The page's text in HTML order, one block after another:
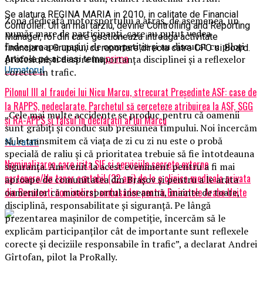
Se alatura REGINA MARIA in 2010, in calitate de Financial
Controller. Un an mai tarziu, devine Controlling and Reporting
Manager, rol din care gestioneaza intreaga activitate
financiara a Grupului, cu raportare directa catre CFO si Board.
Articole pe aceiasi tema:prima
Urmatorul
Pilonul III al fraudei lui Nicu Marcu, strecurat Preşedinte ASF: case de
la RAPPS, nedeclarate. Parchetul să cerceteze atribuirea la ASF, SGG
şi RA-APPS şi falsul în declaraţii al lui Marcu
Nu ratati
Nominalizarea care irita SIE si serviciile secrete externe
partenere/Un tanar contabil (32 ani) de la o clinica medicala privata
din Bucuresti nominalizat ambasador pentru Emiratele Arabe Unite
Zona dedicată motorsportului a atras, de asemenea, un
număr mare de participanți, care au putut vedea
îndeaproape mașini de competiție și au discutat cu piloți
profesioniști despre importanța disciplinei și a reflexelor
corecte în trafic.
„Cele mai multe accidente se produc pentru că oamenii
sunt grăbiți și conduc sub presiunea timpului. Noi încercăm
să le transmitem că viața de zi cu zi nu este o probă
specială de raliu și că prioritatea trebuie să fie întotdeauna
siguranța. Am venit la acest eveniment pentru a fi mai
aproape de comunitatea din Brașov și pentru a le arăta
oamenilor că motorsportul înseamnă, înainte de toate,
disciplină, responsabilitate și siguranță. Pe lângă
prezentarea mașinilor de competiție, încercăm să le
explicăm participanților cât de importante sunt reflexele
corecte și deciziile responsabile în trafic”, a declarat Andrei
Gîrtofan, pilot la ProRally.